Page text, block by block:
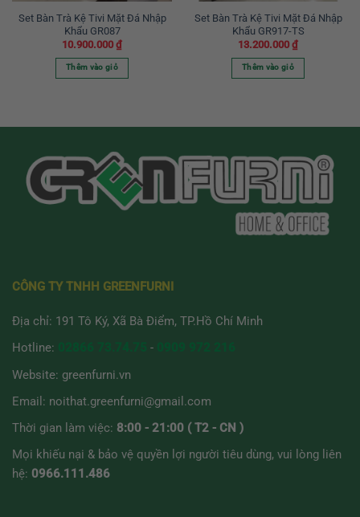
Set Bàn Trà Kệ Tivi Mặt Đá Nhập
Khẩu GR087
10.900.000 ₫
Thêm vào giỏ
Set Bàn Trà Kệ Tivi Mặt Đá Nhập
Khẩu GR917-TS
13.200.000 ₫
Thêm vào giỏ
CÔNG TY TNHH GREENFURNI
Địa chỉ: 191 Tô Ký, Xã Bà Điểm, TP.Hồ Chí Minh
Hotline:
-
Website: greenfurni.vn
Email: noithat.greenfurni@gmail.com
Thời gian làm việc: 8:00 - 21:00 ( T2 - CN )
Mọi khiếu nại & bảo vệ quyền lợi người tiêu dùng, vui lòng liên
hệ: 0966.111.486